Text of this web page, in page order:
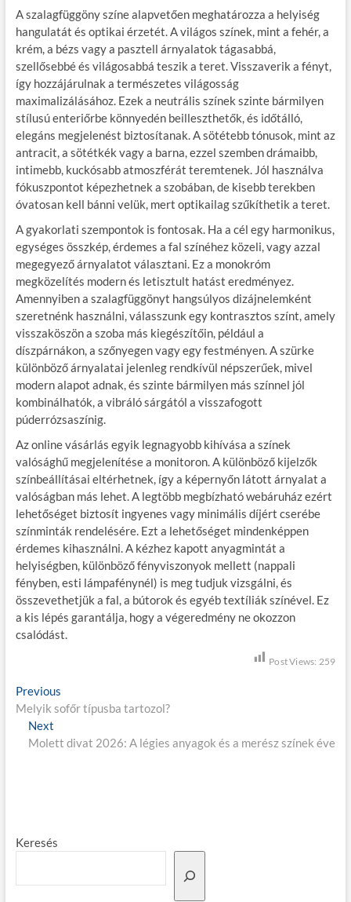
A szalagfüggöny színe alapvetően meghatározza a helyiség
hangulatát és optikai érzetét. A világos színek, mint a fehér, a
krém, a bézs vagy a pasztell árnyalatok tágasabbá,
szellősebbé és világosabbá teszik a teret. Visszaverik a fényt,
így hozzájárulnak a természetes világosság
maximalizálásához. Ezek a neutrális színek szinte bármilyen
stílusú enteriőrbe könnyedén beilleszthetők, és időtálló,
elegáns megjelenést biztosítanak. A sötétebb tónusok, mint az
antracit, a sötétkék vagy a barna, ezzel szemben drámaibb,
intimebb, kuckósabb atmoszférát teremtenek. Jól használva
fókuszpontot képezhetnek a szobában, de kisebb terekben
óvatosan kell bánni velük, mert optikailag szűkíthetik a teret.
A gyakorlati szempontok is fontosak. Ha a cél egy harmonikus,
egységes összkép, érdemes a fal színéhez közeli, vagy azzal
megegyező árnyalatot választani. Ez a monokróm
megközelítés modern és letisztult hatást eredményez.
Amennyiben a szalagfüggönyt hangsúlyos dizájnelemként
szeretnénk használni, válasszunk egy kontrasztos színt, amely
visszaköszön a szoba más kiegészítőin, például a
díszpárnákon, a szőnyegen vagy egy festményen. A szürke
különböző árnyalatai jelenleg rendkívül népszerűek, mivel
modern alapot adnak, és szinte bármilyen más színnel jól
kombinálhatók, a vibráló sárgától a visszafogott
púderrózsaszínig.
Az online vásárlás egyik legnagyobb kihívása a színek
valósághű megjelenítése a monitoron. A különböző kijelzők
színbeállításai eltérhetnek, így a képernyőn látott árnyalat a
valóságban más lehet. A legtöbb megbízható webáruház ezért
lehetőséget biztosít ingyenes vagy minimális díjért cserébe
színminták rendelésére. Ezt a lehetőséget mindenképpen
érdemes kihasználni. A kézhez kapott anyagmintát a
helyiségben, különböző fényviszonyok mellett (nappali
fényben, esti lámpafénynél) is meg tudjuk vizsgálni, és
összevethetjük a fal, a bútorok és egyéb textíliák színével. Ez
a kis lépés garantálja, hogy a végeredmény ne okozzon
csalódást.
Post Views: 259
B
e
z
Previous
r
v
Melyik sofőr típusba tartozol?
Next
e
t
Molett divat 2026: A légies anyagok és a merész színek éve
Keresés